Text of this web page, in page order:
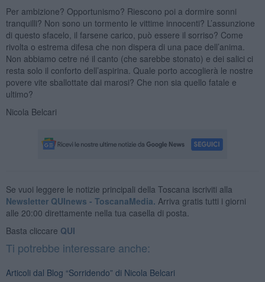
Per ambizione? Opportunismo? Riescono poi a dormire sonni
tranquilli? Non sono un tormento le vittime innocenti? L’assunzione
di questo sfacelo, il farsene carico, può essere il sorriso? Come
rivolta o estrema difesa che non dispera di una pace dell’anima.
Non abbiamo cetre né il canto (che sarebbe stonato) e dei salici ci
resta solo il conforto dell’aspirina. Quale porto accoglierà le nostre
povere vite sballottate dai marosi? Che non sia quello fatale e
ultimo?
Nicola Belcari
Se vuoi leggere le notizie principali della Toscana iscriviti alla
Newsletter QUInews - ToscanaMedia. Arriva gratis tutti i giorni
alle 20:00 direttamente nella tua casella di posta.
Basta cliccare QUI
Ti potrebbe interessare anche:
Articoli dal Blog “Sorridendo” di Nicola Belcari